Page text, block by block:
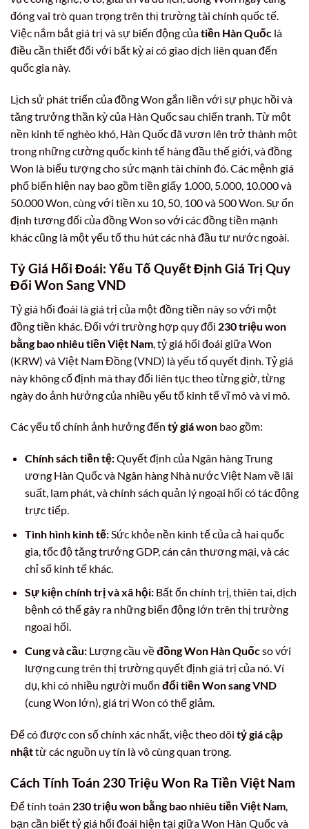
đóng vai trò quan trọng trên thị trường tài chính quốc tế.
Việc nắm bắt giá trị và sự biến động củatiền Hàn Quốc là
điều cần thiết đối với bất kỳ ai có giao dịch liên quan đến
quốc gia này.
Lịch sử phát triển của đồng Won gắn liền với sự phục hồi và
tăng trưởng thần kỳ của Hàn Quốc sau chiến tranh. Từ một
nền kinh tế nghèo khó, Hàn Quốc đã vươn lên trở thành một
trong những cường quốc kinh tế hàng đầu thế giới, và đồng
Won là biểu tượng cho sức mạnh tài chính đó. Các mệnh giá
phổ biến hiện nay bao gồm tiền giấy 1.000, 5.000, 10.000 và
50.000 Won, cùng với tiền xu 10, 50, 100 và 500 Won. Sự ổn
định tương đối của đồng Won so với các đồng tiền mạnh
khác cũng là một yếu tố thu hút các nhà đầu tư nước ngoài.
Tỷ Giá Hối Đoái: Yếu Tố Quyết Định Giá Trị Quy
Đổi Won Sang VND
Tỷ giá hối đoái là giá trị của một đồng tiền này so với một
đồng tiền khác. Đối với trường hợp quy đổi 230 triệu won
bằng bao nhiêu tiền Việt Nam , tỷ giá hối đoái giữa Won
(KRW) và Việt Nam Đồng (VND) là yếu tố quyết định. Tỷ giá
này không cố định mà thay đổi liên tục theo từng giờ, từng
ngày do ảnh hưởng của nhiều yếu tố kinh tế vĩ mô và vi mô.
Các yếu tố chính ảnh hưởng đến tỷ giá won bao gồm:
Chính sách tiền tệ:Quyết định của Ngân hàng Trung
ương Hàn Quốc và Ngân hàng Nhà nước Việt Nam về lãi
suất, lạm phát, và chính sách quản lý ngoại hối có tác động
trực tiếp.
Tình hình kinh tế:Sức khỏe nền kinh tế của cả hai quốc
gia, tốc độ tăng trưởng GDP, cán cân thương mại, và các
chỉ số kinh tế khác.
Sự kiện chính trị và xã hội:Bất ổn chính trị, thiên tai, dịch
bệnh có thể gây ra những biến động lớn trên thị trường
ngoại hối.
Cung và cầu:Lượng cầu vềđồng Won Hàn Quốcso với
lượng cung trên thị trường quyết định giá trị của nó. Ví
dụ, khi có nhiều người muốn đổi tiền Won sang VND
(cung Won lớn), giá trị Won có thể giảm.
Để có được con số chính xác nhất, việc theo dõi tỷ giá cập
nhậttừ các nguồn uy tín là vô cùng quan trọng.
Cách Tính Toán 230 Triệu Won Ra Tiền Việt Nam
Để tính toán 230 triệu won bằng bao nhiêu tiền Việt Nam,
bạn cần biết tỷ giá hối đoái hiện tại giữa Won Hàn Quốc và